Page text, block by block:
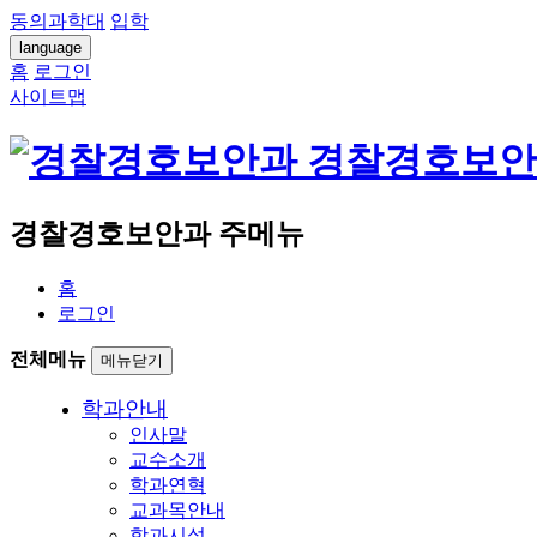
동의과학대 입학
language
홈 로그인
사이트맵
경찰경호보
경찰경호보안과 주메뉴
홈
로그인
전체메뉴 메뉴닫기
학과안내
인사말
교수소개
학과연혁
교과목안내